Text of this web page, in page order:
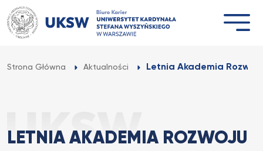
Przejdź
do
treści
Strona Główna Aktualności Letnia Akademia
LETNIA AKADEMIA ROZWOJU